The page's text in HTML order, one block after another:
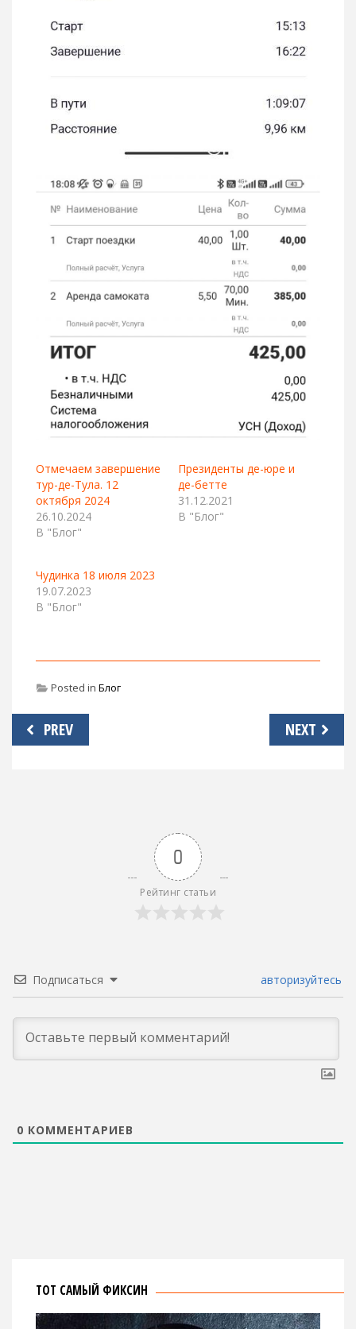
Отмечаем завершение
тур-де-Тула. 12
октября 2024
26.10.2024
В "Блог"
Президенты де-юре и
де-бетте
31.12.2021
В "Блог"
Чудинка 18 июля 2023
19.07.2023
В "Блог"
Posted in Блог
Навигация
по
PREV NEXT
0
Рейтинг статьи
Подписаться авторизуйтесь
0 КОММЕНТАРИЕВ
ТОТ САМЫЙ ФИКСИН